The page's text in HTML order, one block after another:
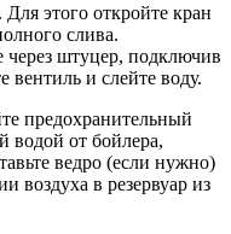
этого откройте кран
слива.
через штуцер, подключив
вентиль и слейте воду.
предохранительный
водой от бойлера,
ведро (если нужно)
воздуха в резервуар из